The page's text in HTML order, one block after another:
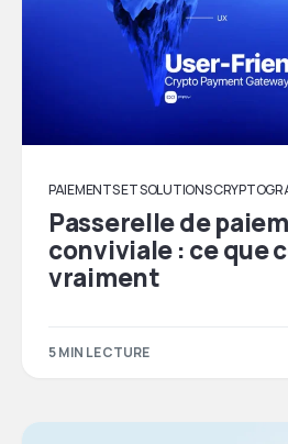
PAIEMENTS ET SOLUTIONS
Passerelle de
conviviale : ce que
vraiment
5 MIN LECTURE